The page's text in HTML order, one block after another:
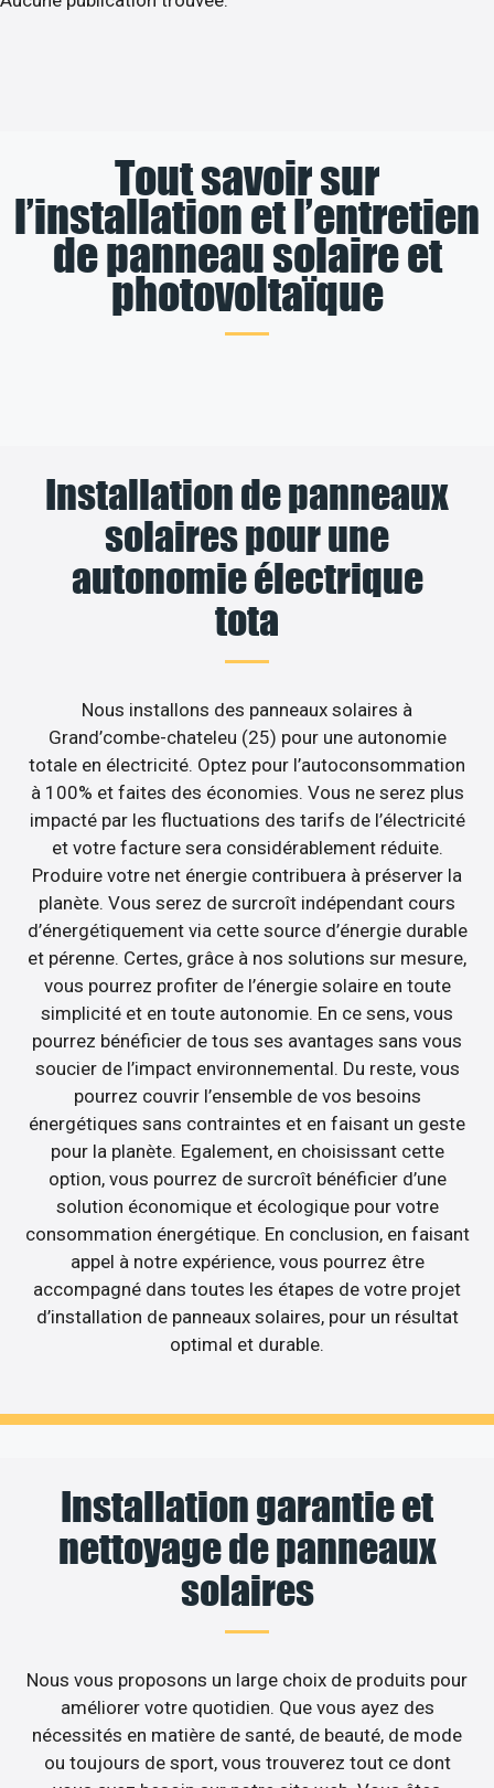
Tout savoir sur
l’installation et l’entretien
de panneau solaire et
photovoltaïque
Installation de panneaux
solaires pour une
autonomie électrique
tota
Nous installons des panneaux solaires à
Grand’combe-chateleu (25) pour une autonomie
totale en électricité. Optez pour l’autoconsommation
à 100% et faites des économies. Vous ne serez plus
impacté par les fluctuations des tarifs de l’électricité
et votre facture sera considérablement réduite.
Produire votre net énergie contribuera à préserver la
planète. Vous serez de surcroît indépendant cours
d’énergétiquement via cette source d’énergie durable
et pérenne. Certes, grâce à nos solutions sur mesure,
vous pourrez profiter de l’énergie solaire en toute
simplicité et en toute autonomie. En ce sens, vous
pourrez bénéficier de tous ses avantages sans vous
soucier de l’impact environnemental. Du reste, vous
pourrez couvrir l’ensemble de vos besoins
énergétiques sans contraintes et en faisant un geste
pour la planète. Egalement, en choisissant cette
option, vous pourrez de surcroît bénéficier d’une
solution économique et écologique pour votre
consommation énergétique. En conclusion, en faisant
appel à notre expérience, vous pourrez être
accompagné dans toutes les étapes de votre projet
d’installation de panneaux solaires, pour un résultat
optimal et durable.
Installation garantie et
nettoyage de panneaux
solaires
Nous vous proposons un large choix de produits pour
améliorer votre quotidien. Que vous ayez des
nécessités en matière de santé, de beauté, de mode
ou toujours de sport, vous trouverez tout ce dont